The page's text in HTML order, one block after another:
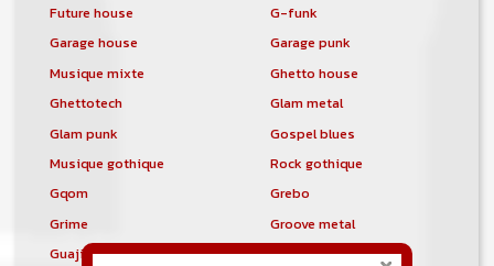
Future house
G-funk
Garage house
Garage punk
Musique mixte
Ghetto house
Ghettotech
Glam metal
Glam punk
Gospel blues
Musique gothique
Rock gothique
Gqom
Grebo
Grime
Groove metal
Guajira
Guaracha